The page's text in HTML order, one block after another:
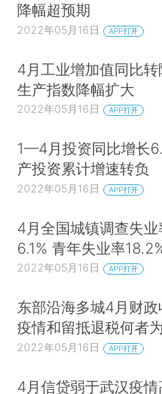
降幅超预期
2022年05月16日 APP打开
4月工业增加值同比
生产指数降幅扩大
2022年05月16日 APP打开
1—4月投资同比增长
产投资累计增速转负
2022年05月16日 APP打开
4月全国城镇调查失业
6.1% 青年失业率
2022年05月16日 APP打开
东部沿海多城4月财
疫情和留抵退税何者
2022年05月16日 APP打开
4月信贷弱于武汉疫